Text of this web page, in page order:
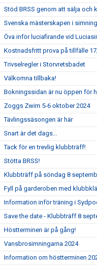
Stöd BRSS genom att sälja och
Svenska mästerskapen i simning
Öva inför luciafirande vid
Kostnadsfritt prova på tillfälle
Trivselregler i Storvretsbadet
Välkomna tillbaka!
Bokningssidan är nu öppen för
Zoggs Zwim 5-6 oktober 2024
Tävlingssäsongen är här
Snart är det dags...
Tack för en trevlig klubbträff!
Stötta BRSS!
Klubbträff på söndag 8
Fyll på garderoben med
Information inför träning i
Save the date - Klubbträff 8
Höstterminen är på gång!
Vansbrosimningarna 2024
Information om höstterminen